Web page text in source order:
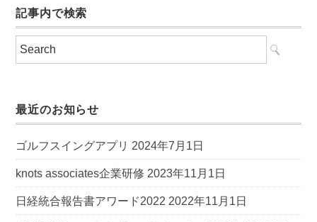
記事内で検索
最近のお知らせ
ゴルフスイングアプリ 2024年7月1日
knots associates企業研修 2023年11月1日
日経統合報告書アワード2022 2022年11月1日